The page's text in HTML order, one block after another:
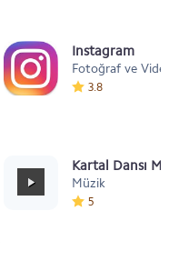
Instagram
Fotoğraf ve Video
3.8
Kartal Dansı
Müzik
5